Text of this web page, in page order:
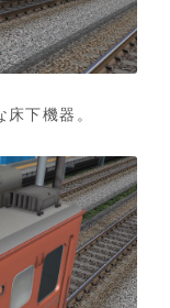
下機器。